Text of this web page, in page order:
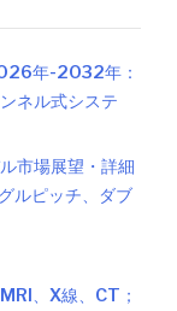
年-2032年：
ネル式システ
市場展望・詳細
ルピッチ、ダブ
、X線、CT；